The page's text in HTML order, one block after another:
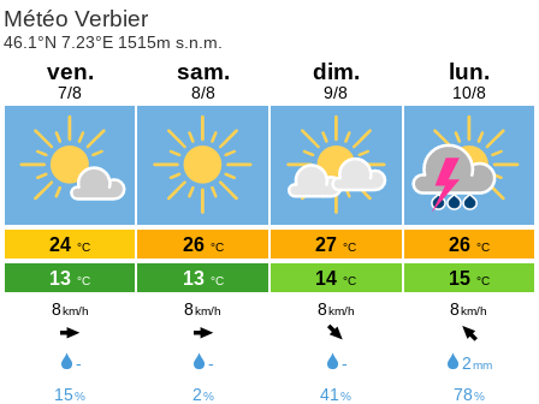
Météo Verbier
46.1°N 7.23°E 1515m s.n.m.
ven.
7/8
24 °C
13 °C
8km/h
-
15%
sam.
8/8
26 °C
13 °C
8km/h
-
2%
dim.
9/8
27 °C
14 °C
8km/h
-
41 %
lun.
10/8
26 °C
15 °C
8km/h
2 mm
78%